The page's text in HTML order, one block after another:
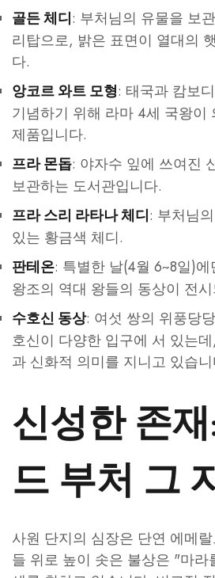
골든 체디 : 부처님의 유물을 보
리탑으로, 밝은 표면이 열대의
다.
앙코르 와트 모형: 태국과 캄보
기념하기 위해 라마 4세 국왕이
제품입니다.
프라 몬돕: 야자수 잎에 쓰여진
보관하는 도서관입니다.
프라 스리 라타나 체디 : 부처님
있는 황금색 체디.
판테온: 특별한 날(4월 6~8일)
왕조의 역대 왕들의 동상이 전
수호신 동상: 여섯 쌍의 위풍당
호신이 다양한 입구에 서 있는
과 신화적 의미를 지니고 있습니
신성한 존
드 부처 그
사원 단지의 심장은 단연 에메
들 위로 높이 솟은 불상은 "마